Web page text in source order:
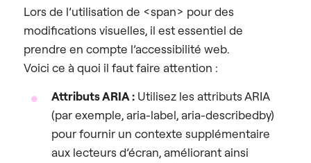
Lors de l’utilisation de <span> pour des
modifications visuelles, il est essentiel de
prendre en compte l’accessibilité web.
Voici ce à quoi il faut faire attention :
Attributs ARIA : Utilisez les attributs ARIA
(par exemple, aria-label, aria-describedby)
pour fournir un contexte supplémentaire
aux lecteurs d’écran, améliorant ainsi